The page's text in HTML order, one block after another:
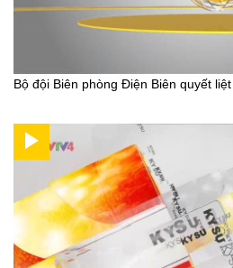
Bộ đội Biên phòng Điện Biên quyết